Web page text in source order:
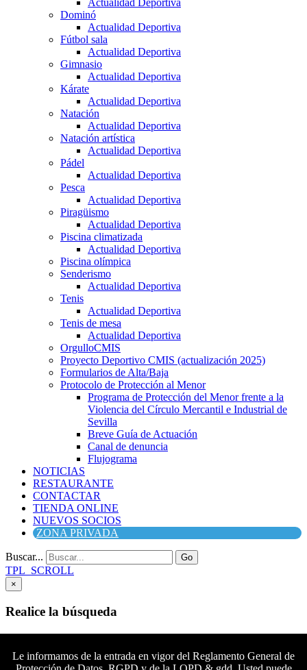
Actualidad Deportiva
Dominó
Actualidad Deportiva
Fútbol sala
Actualidad Deportiva
Gimnasio
Actualidad Deportiva
Kárate
Actualidad Deportiva
Natación
Actualidad Deportiva
Natación artística
Actualidad Deportiva
Pádel
Actualidad Deportiva
Pesca
Actualidad Deportiva
Piragüismo
Actualidad Deportiva
Piscina climatizada
Actualidad Deportiva
Piscina olímpica
Senderismo
Actualidad Deportiva
Tenis
Actualidad Deportiva
Tenis de mesa
Actualidad Deportiva
OrgulloCMIS
Proyecto Deportivo CMIS (actualización 2025)
Formularios de Alta/Baja
Protocolo de Protección al Menor
Programa de Protección del Menor frente a la
Violencia del Círculo Mercantil e Industrial de
Sevilla
Breve Guía de Actuación
Canal de denuncia
Flujograma
NOTICIAS
RESTAURANTE
CONTACTAR
TIENDA ONLINE
NUEVOS SOCIOS
ZONA PRIVADA
Buscar... Go
TPL_SCROLL
×
Realice la búsqueda
Buscar
Le informamos de la entrada en vigor del Reglamento General de